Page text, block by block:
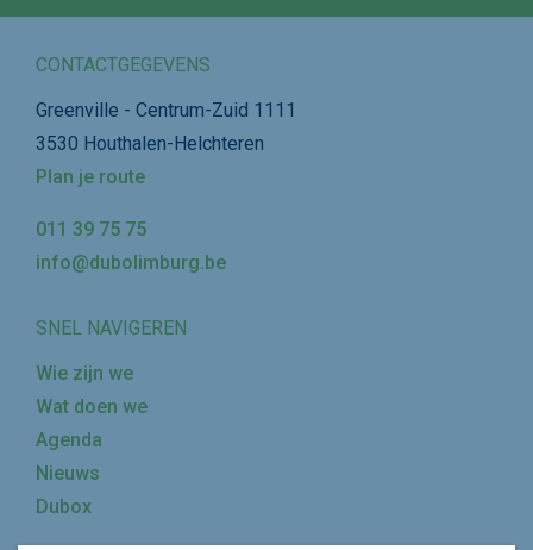
CONTACTGEGEVENS
Greenville - Centrum-Zuid 1111
3530 Houthalen-Helchteren
Plan je route
011 39 75 75
info@dubolimburg.be
SNEL NAVIGEREN
Wie zijn we
Wat doen we
Agenda
Nieuws
Dubox